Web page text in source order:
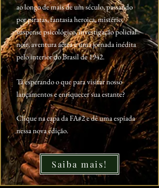
ao longo de mais de um século, passando
por piratas, fantasia heroica, mistério,
suspense psicológico, investigação policial
noir, aventura aérea e uma jornada inédita
pelo interior do Brasil de 1942.
Tá esperando o que para visitar nosso
lançamentos e enriquecer sua estante?
Clique na capa da FA#2 e dê uma espiada
nessa nova edição.
Saiba mais!